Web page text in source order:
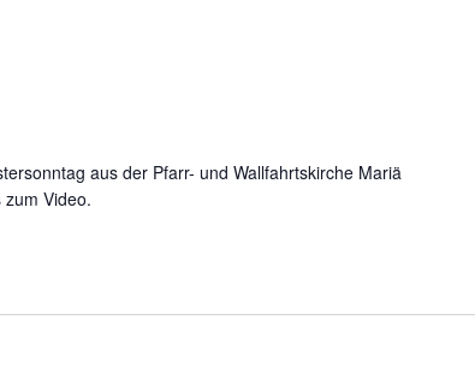
aus der Pfarr- und Wallfahrtskirche Mariä
Video.